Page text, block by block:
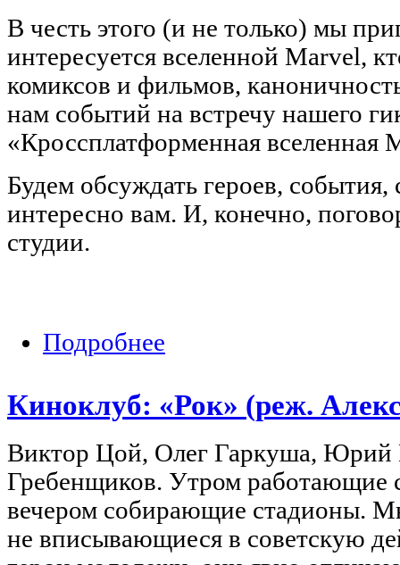
В честь этого (и не только) мы
интересуется вселенной Marvel,
комиксов и фильмов,
нам событий на встречу нашего
«Кроссплатформенная вселенная
Будем обсуждать героев,
интересно вам. И, конечно,
студии.
Подробнее
Киноклуб: «Рок» (реж.
Виктор Цой, Олег Гаркуша, Юрий
Гребенщиков. Утром работающие
вечером собирающие стадионы.
не вписывающиеся в советскую